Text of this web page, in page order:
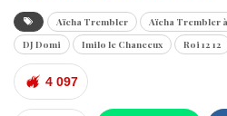
Aïcha Trembler Aïcha Trembler
DJ Domi
Imilo le Chanceux Roi 12 12
4 097